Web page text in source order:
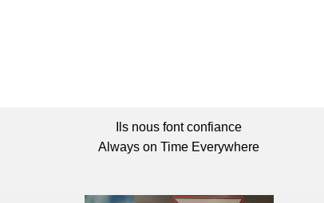
Ils nous font confiance
Always on Time Everywhere